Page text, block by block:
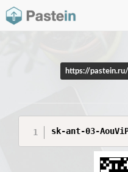
https://
sk-ant-03-